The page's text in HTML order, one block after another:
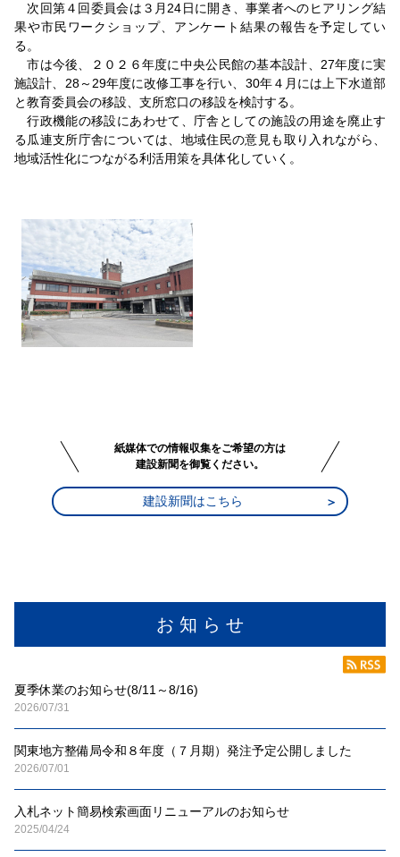
お 知 ら せ
夏季休業のお知らせ(8/11～8/16)
2026/07/31
関東地方整備局令和８年度（７月期）発注予定公開しました
2026/07/01
入札ネット簡易検索画面リニューアルのお知らせ
2025/04/24
次回第４回委員会は３月24日に開き、事業者へのヒアリング結
果や市民ワークショップ、アンケート結果の報告を予定してい
る。
市は今後、２０２６年度に中央公民館の基本設計、27年度に実
施設計、28～29年度に改修工事を行い、30年４月には上下水道部
と教育委員会の移設、支所窓口の移設を検討する。
行政機能の移設にあわせて、庁舎としての施設の用途を廃止す
る瓜連支所庁舎については、地域住民の意見も取り入れながら、
地域活性化につながる利活用策を具体化していく。
紙媒体での情報収集をご希望の方は
建設新聞を御覧ください。
建設新聞はこちら